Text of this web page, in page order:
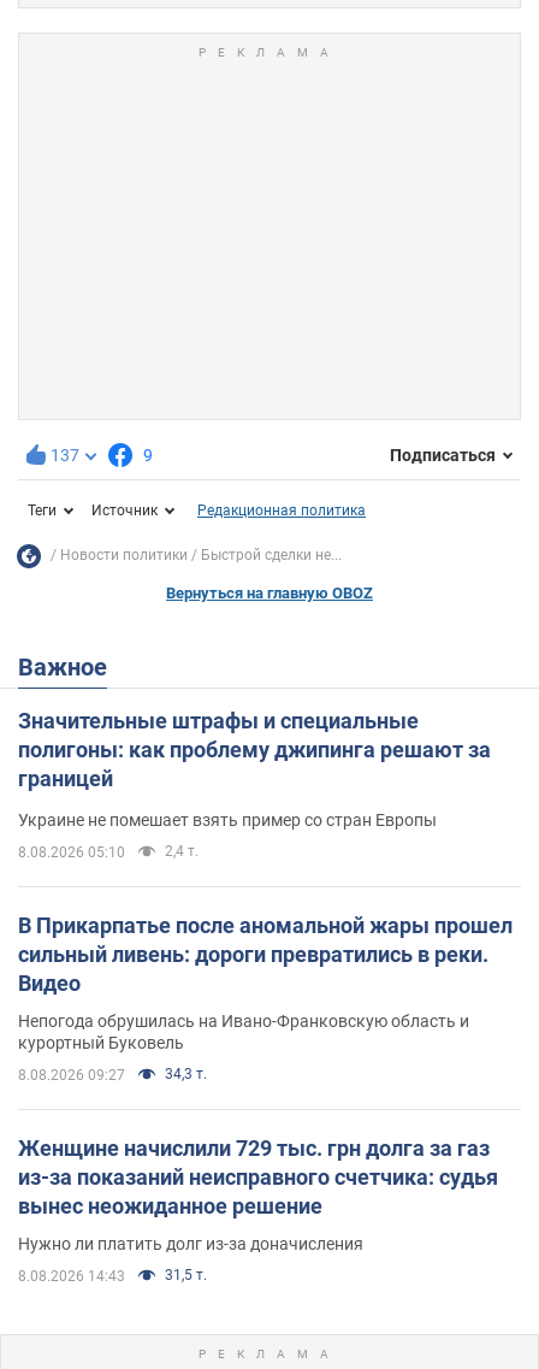
137 9 Подписаться
Теги Источник Редакционная политика
Новости политики Быстрой сделки не...
Вернуться на главную OBOZ
Важное
Значительные штрафы и специальные
полигоны: как проблему джипинга решают за
границей
Украине не помешает взять пример со стран Европы
8.08.2026 05:10 2,4 т.
В Прикарпатье после аномальной жары прошел
сильный ливень: дороги превратились в реки.
Видео
Непогода обрушилась на Ивано-Франковскую область и
курортный Буковель
8.08.2026 09:27 34,3 т.
Женщине начислили 729 тыс. грн долга за газ
из-за показаний неисправного счетчика: судья
вынес неожиданное решение
Нужно ли платить долг из-за доначисления
8.08.2026 14:43 31,5 т.